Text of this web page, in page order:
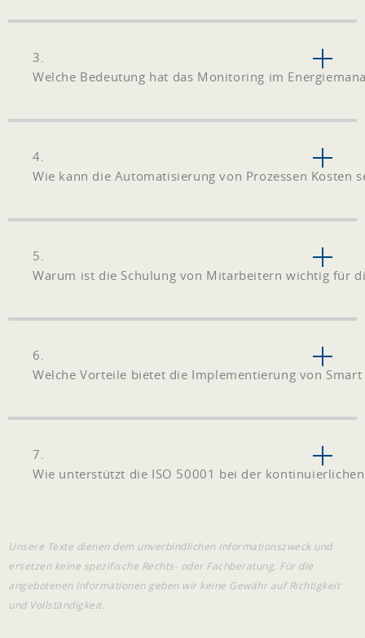
3.
Welche Bedeutung hat das Monitoring im
4.
Wie kann die Automatisierung von Prozessen Kosten
5.
Warum ist die Schulung von Mitarbeitern wichtig für
6.
Welche Vorteile bietet die Implementierung von Smart
7.
Wie unterstützt die ISO 50001 bei der kontinuierlichen
Unsere Texte dienen dem unverbindlichen Informationszweck und
ersetzen keine spezifische Rechts- oder Fachberatung. Für die
angebotenen Informationen geben wir keine Gewähr auf Richtigkeit
und Vollständigkeit.